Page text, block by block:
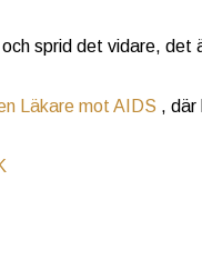
sprid det vidare,
Läkare mot AIDS , där